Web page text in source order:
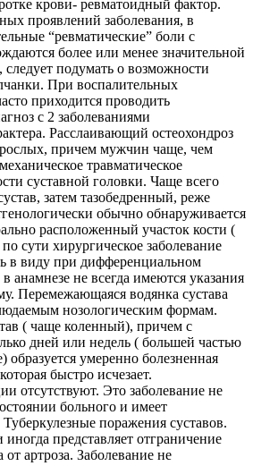
крови- ревматоидный фактор.
проявлений заболевания, в
“ревматические” боли с
более или менее значительной
следует подумать о возможности
При воспалительных
приходится проводить
с 2 заболеваниями
Расслаивающий остеохондроз
причем мужчин чаще, чем
травматическое
суставной головки. Чаще всего
затем тазобедренный, реже
обычно обнаруживается
расположенный участок кости (
сути хирургическое заболевание
в виду при дифференциальном
анамнезе не всегда имеются указания
Перемежающаяся водянка сустава
нозологическим формам.
( чаще коленный), причем с
дней или недель ( большей частью
умеренно болезненная
быстро исчезает.
отсутствуют. Это заболевание не
больного и имеет
поражения суставов.
представляет отграничение
артроза. Заболевание не